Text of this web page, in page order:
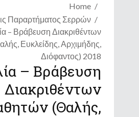
Home
Παραρτήματος Σερρών
– Βράβευση Διακριθέντων
Ευκλείδης, Αρχιμήδης,
Διόφαντος) 2018
– Βράβευση
Διακριθέντων
(Θαλής,